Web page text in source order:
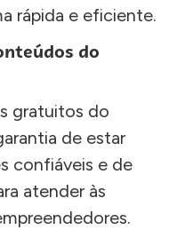
rápida e eficiente.
do
gratuitos do
de estar
confiáveis e de
atender às